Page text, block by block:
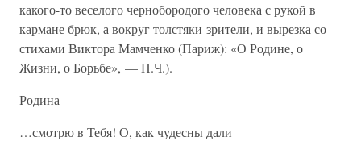
какого-то веселого чернобородого человека с рукой в
кармане брюк, а вокруг толстяки-зрители, и вырезка со
стихами Виктора Мамченко (Париж): «О Родине, о
Жизни, о Борьбе», — Н.Ч.).
Родина
…смотрю в Тебя! О, как чудесны дали